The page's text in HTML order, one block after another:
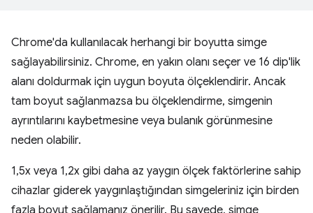
Chrome'da kullanılacak herhangi bir boyutta simge
sağlayabilirsiniz. Chrome, en yakın olanı seçer ve 16 dip'lik
alanı doldurmak için uygun boyuta ölçeklendirir. Ancak
tam boyut sağlanmazsa bu ölçeklendirme, simgenin
ayrıntılarını kaybetmesine veya bulanık görünmesine
neden olabilir.
1,5x veya 1,2x gibi daha az yaygın ölçek faktörlerine sahip
cihazlar giderek yaygınlaştığından simgeleriniz için birden
fazla boyut sağlamanız önerilir. Bu sayede, simge